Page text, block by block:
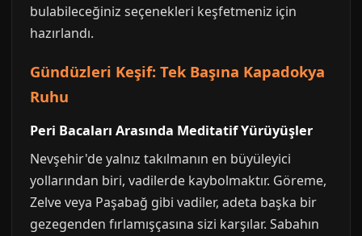
bulabileceğiniz seçenekleri keşfetmeniz için
hazırlandı.
Gündüzleri Keşif: Tek Başına Kapadokya
Ruhu
Peri Bacaları Arasında Meditatif Yürüyüşler
Nevşehir'de yalnız takılmanın en büyüleyici
yollarından biri, vadilerde kaybolmaktır. Göreme,
Zelve veya Paşabağ gibi vadiler, adeta başka bir
gezegenden fırlamışçasına sizi karşılar. Sabahın